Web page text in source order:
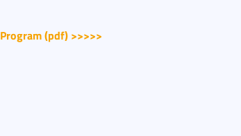
Program (pdf) >>>>>